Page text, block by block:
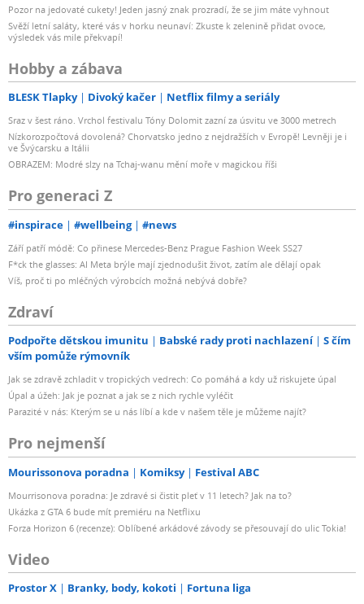
Pozor na jedovaté cukety! Jeden jasný znak prozradí, že se jim máte vyhnout
Svěží letní saláty, které vás v horku neunaví: Zkuste k zelenině přidat ovoce,
výsledek vás mile překvapí!
Hobby a zábava
BLESK Tlapky Divoký kačer Netflix filmy a seriály
Sraz v šest ráno. Vrchol festivalu Tóny Dolomit zazní za úsvitu ve 3000 metrech
Nízkorozpočtová dovolená? Chorvatsko jedno z nejdražších v Evropě! Levněji je i
ve Švýcarsku a Itálii
OBRAZEM: Modré slzy na Tchaj-wanu mění moře v magickou říši
Pro generaci Z
#inspirace #wellbeing #news
Září patří módě: Co přinese Mercedes-Benz Prague Fashion Week SS27
F*ck the glasses: AI Meta brýle mají zjednodušit život, zatím ale dělají opak
Víš, proč ti po mléčných výrobcích možná nebývá dobře?
Zdraví
Podpořte dětskou imunitu Babské rady proti nachlazení
S čím
vším pomůže rýmovník
Jak se zdravě zchladit v tropických vedrech: Co pomáhá a kdy už riskujete úpal
Úpal a úžeh: Jak je poznat a jak se z nich rychle vyléčit
Parazité v nás: Kterým se u nás líbí a kde v našem těle je můžeme najít?
Pro nejmenší
Mourissonova poradna Komiksy Festival ABC
Mourrisonova poradna: Je zdravé si čistit pleť v 11 letech? Jak na to?
Ukázka z GTA 6 bude mít premiéru na Netflixu
Forza Horizon 6 (recenze): Oblíbené arkádové závody se přesouvají do ulic Tokia!
Video
Prostor X Branky, body, kokoti Fortuna liga